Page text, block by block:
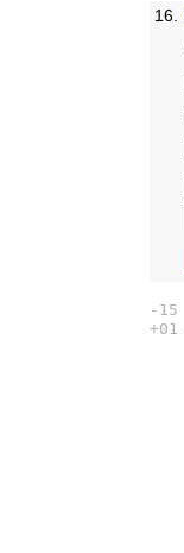
16.
-15
+01